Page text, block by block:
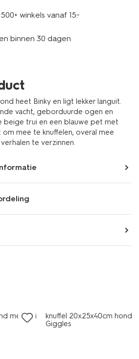
winkels vanaf 15.-
binnen 30 dagen
heet Binky en ligt lekker languit.
vacht, geborduurde ogen en
beige trui en een blauwe pet met
mee te knuffelen, overal mee
te verzinnen.
met trui
knuffel 20x25x40cm hond
Giggles